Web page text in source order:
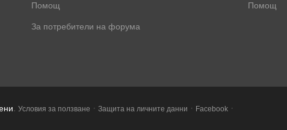
Помощ
За потребители на форума
Помощ
. Условия за ползване · Защита на личните данни · Facebook ·